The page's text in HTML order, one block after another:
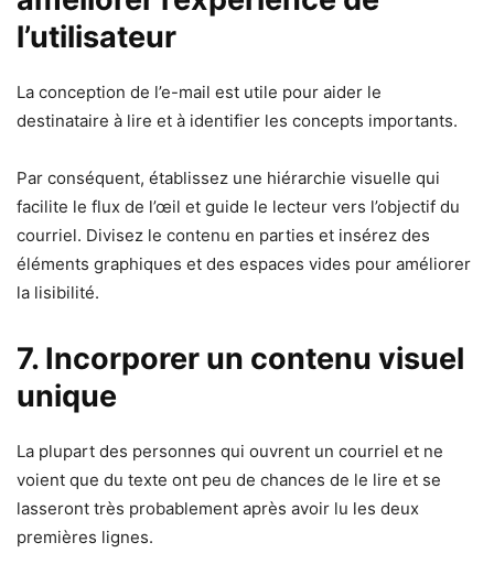
l’utilisateur
La conception de l’e-mail est utile pour aider le
destinataire à lire et à identifier les concepts importants.
Par conséquent, établissez une hiérarchie visuelle qui
facilite le flux de l’œil et guide le lecteur vers l’objectif du
courriel. Divisez le contenu en parties et insérez des
éléments graphiques et des espaces vides pour améliorer
la lisibilité.
7. Incorporer un contenu visuel
unique
La plupart des personnes qui ouvrent un courriel et ne
voient que du texte ont peu de chances de le lire et se
lasseront très probablement après avoir lu les deux
premières lignes.